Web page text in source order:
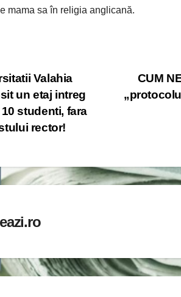
mama sa în religia anglicană.
CUM
Valahia
un etaj intreg
studenti, fara
rector!